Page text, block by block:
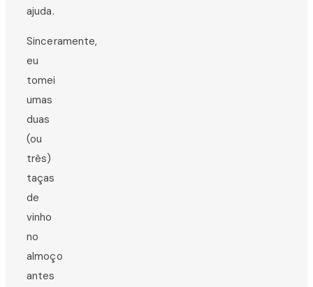
ajuda.
Sinceramente,
eu
tomei
umas
duas
(ou
três)
taças
de
vinho
no
almoço
antes